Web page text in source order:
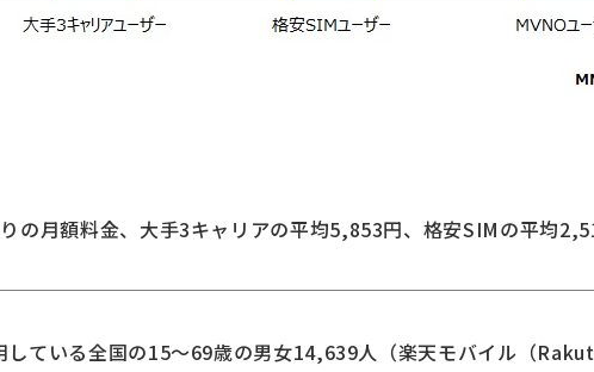
月額料金、大手3キャリアの平均5,853円、格安SIMの平均
している全国の15～69歳の男女14,639人（楽天モバイル（